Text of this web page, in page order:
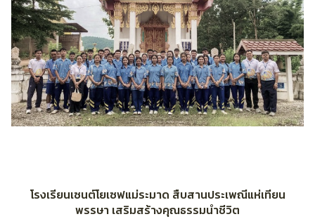
โรงเรียนเซนต์โยเซฟแม่ระมาด สืบสานประเพณีแห่เทียน
พรรษา เสริมสร้างคุณธรรมนำชีวิต